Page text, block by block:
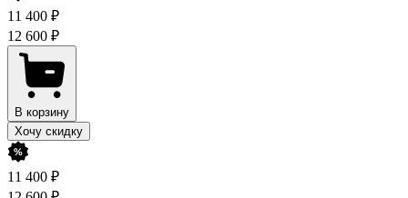
11 400 ₽
12 600 ₽
В корзину
Хочу скидку
11 400 ₽